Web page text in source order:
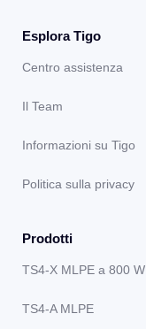
Esplora Tigo
Centro assistenza
Il Team
Informazioni su Tigo
Politica sulla privacy
Prodotti
TS4-X MLPE a 800 W
TS4-A MLPE